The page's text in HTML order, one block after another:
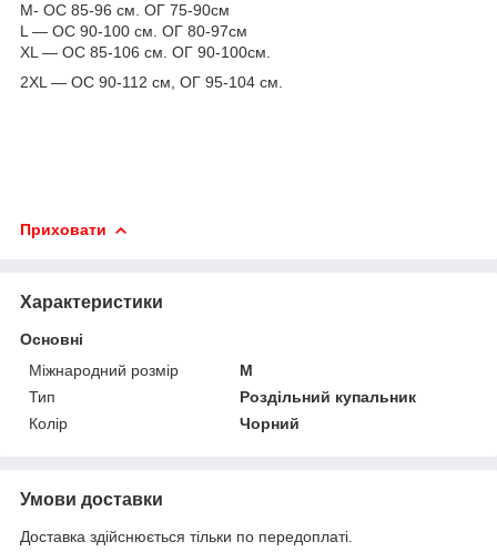
M- ОС 85-96 см. ОГ 75-90см
L — ОС 90-100 см. ОГ 80-97см
XL — ОС 85-106 см. ОГ 90-100см.
2XL — ОС 90-112 см, ОГ 95-104 см.
Приховати
Характеристики
Основні
Міжнародний розмір
M
Тип
Роздільний купальник
Колір
Чорний
Умови доставки
Доставка здійснюється тільки по передоплаті.